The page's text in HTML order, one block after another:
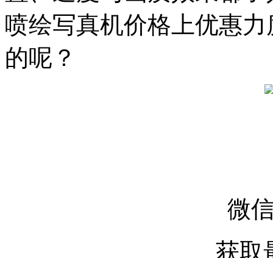
喷绘写真机价格上优惠
的呢？
微
获取